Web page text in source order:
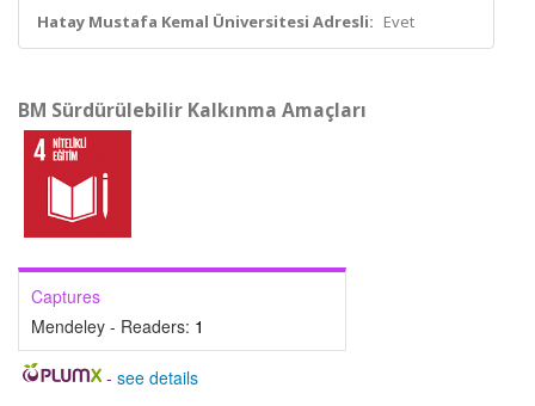
Hatay Mustafa Kemal Üniversitesi Adresli: Evet
BM Sürdürülebilir Kalkınma Amaçları
Captures
Mendeley - Readers: 1
- see details